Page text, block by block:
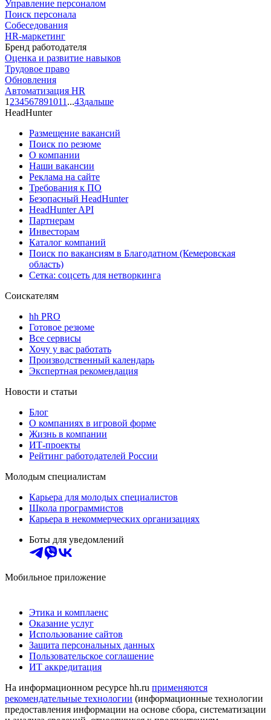
Управление персоналом
Поиск персонала
Собеседования
HR-маркетинг
Бренд работодателя
Оценка и развитие навыков
Трудовое право
Обновления
Автоматизация HR
1 234567891011 ...43дальше
HeadHunter
Размещение вакансий
Поиск по резюме
О компании
Наши вакансии
Реклама на сайте
Требования к ПО
Безопасный HeadHunter
HeadHunter API
Партнерам
Инвесторам
Каталог компаний
Поиск по вакансиям в Благодатном (Кемеровская
область)
Сетка: соцсеть для нетворкинга
Соискателям
hh PRO
Готовое резюме
Все сервисы
Хочу у вас работать
Производственный календарь
Экспертная рекомендация
Новости и статьи
Блог
О компаниях в игровой форме
Жизнь в компании
ИТ-проекты
Рейтинг работодателей России
Молодым специалистам
Карьера для молодых специалистов
Школа программистов
Карьера в некоммерческих организациях
Боты для уведомлений
Мобильное приложение
Этика и комплаенс
Оказание услуг
Использование сайтов
Защита персональных данных
Пользовательское соглашение
ИТ аккредитация
На информационном ресурсе hh.ru применяются
рекомендательные технологии (информационные технологии
предоставления информации на основе сбора, систематизации